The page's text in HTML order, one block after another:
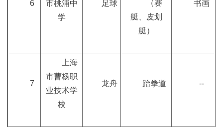
6
市桃浦中
学
足球
（赛
艇、皮划
艇）
书画
7
上海
市曹杨职
业技术学
校
龙舟 跆拳道 --